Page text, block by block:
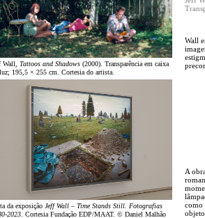
Wall, Tattoos and Shadows (2000). Transparência em caixa
195,5 × 255 cm. Cortesia do artista.
da exposição Jeff Wall – Time Stands Still. Fotografias
2023. Cortesia Fundação EDP/MAAT. © Daniel Malhão
Wall
A
como